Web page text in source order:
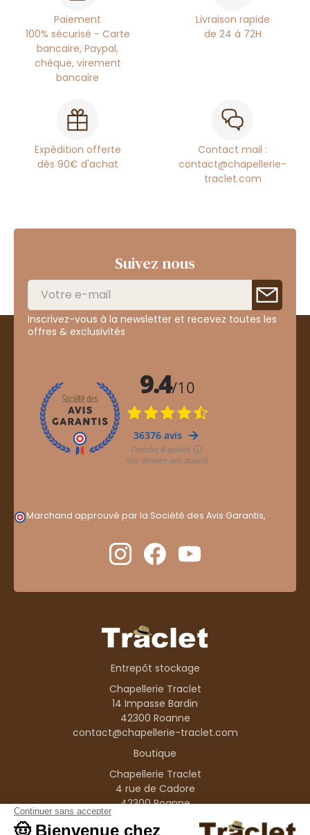
Paiement
100% sécurisé - Carte
bancaire, Paypal,
chèque, virement
bancaire
Livraison rapide
de 24 à 72H
Expédition offerte
dès 90€ d'achat
Contact mail :
contact@chapellerie-
traclet.com
Suivez nous
Inscrivez-vous à la newsletter et recevez toutes les
offres & exclusivités
Marchand approuvé par la Société des Avis Garantis,
.
Entrepôt stockage
Chapellerie Traclet
14 Impasse Bardin
42300 Roanne
contact@chapellerie-traclet.com
Boutique
Chapellerie Traclet
4 rue de Cadore
42300 Roanne